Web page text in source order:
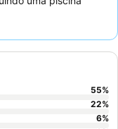
Os hóspedes
almoço. Para a
num andar
vistas e uma estadia
55%
22%
6%